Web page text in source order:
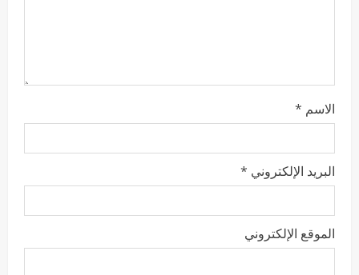
الاسم *
البريد الإلكتروني *
الموقع الإلكتروني